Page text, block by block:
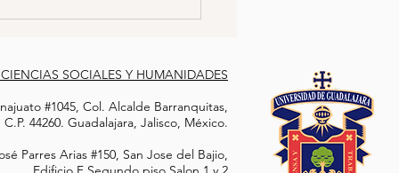
SOCIALES Y HUMANIDADES
#1045, Col. Alcalde Barranquitas,
C.P. 44260. Guadalajara, Jalisco, México.
Parres Arias #150, San Jose del Bajio,